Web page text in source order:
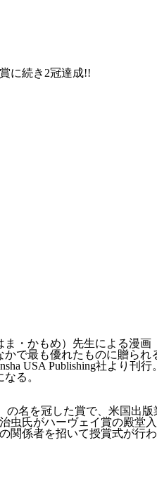
に続き2冠達成!!
・かもめ）先生による漫
で最も優れたものに贈られ
USA Publishing社より刊
る。
名を冠した賞で、米国出
虫氏がハーヴェイ賞の殿堂入
関係者を招いて授賞式が行